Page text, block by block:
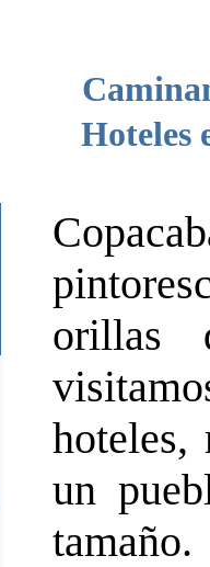
Hoteles
orillas
hoteles,
un